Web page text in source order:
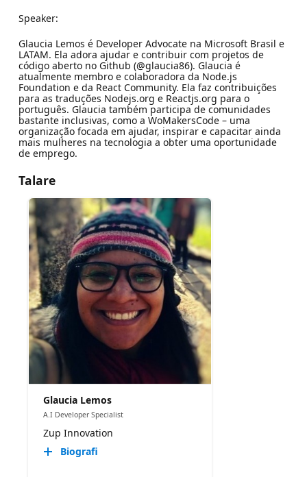
Speaker:
Glaucia Lemos é Developer Advocate na Microsoft Brasil e
LATAM. Ela adora ajudar e contribuir com projetos de
código aberto no Github (@glaucia86). Glaucia é
atualmente membro e colaboradora da Node.js
Foundation e da React Community. Ela faz contribuições
para as traduções Nodejs.org e Reactjs.org para o
português. Glaucia também participa de comunidades
bastante inclusivas, como a WoMakersCode – uma
organização focada em ajudar, inspirar e capacitar ainda
mais mulheres na tecnologia a obter uma oportunidade
de emprego.
Talare
Glaucia Lemos
A.I Developer Specialist
Zup Innovation
Biografi